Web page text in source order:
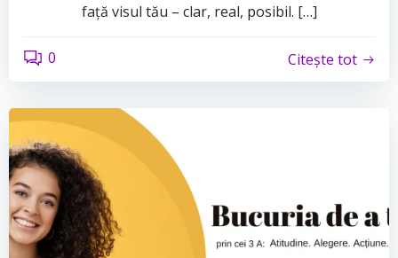
față visul tău – clar, real, posibil. […]
0 Citește tot